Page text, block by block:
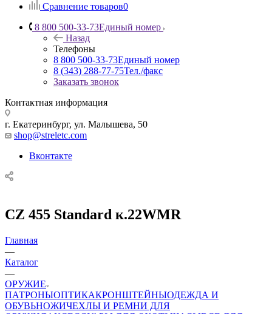
Сравнение товаров0
8 800 500-33-73Единый номер
Назад
Телефоны
8 800 500-33-73Единый номер
8 (343) 288-77-75Тел./факс
Заказать звонок
Контактная информация
г. Екатеринбург, ул. Малышева, 50
shop@streletc.com
Вконтакте
CZ 455 Standard к.22WMR
Главная
—
Каталог
—
ОРУЖИЕ
ПАТРОНЫОПТИКАКРОНШТЕЙНЫОДЕЖДА И
ОБУВЬНОЖИЧЕХЛЫ И РЕМНИ ДЛЯ